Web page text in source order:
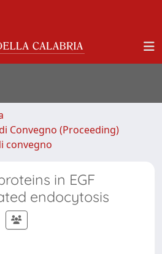
Convegno (Proceeding)
convegno
in EGF
endocytosis